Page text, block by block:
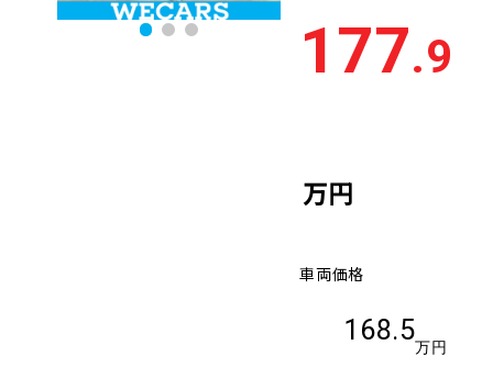
177.9
万円
車両価格
168.5
万円